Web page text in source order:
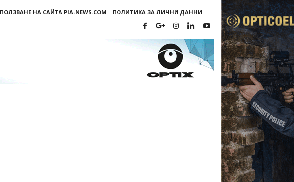
НА САЙТА PIA-NEWS.COM ПОЛИТИКА ЗА ЛИЧНИ ДАННИ